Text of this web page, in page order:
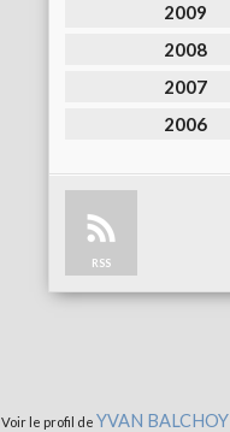
2009
2008
2007
2006
RSS
Voir le profil de YVAN BALCHOY